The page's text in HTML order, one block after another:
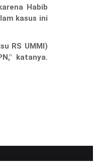
Habib
kasus ini
RS UMMI)
katanya.